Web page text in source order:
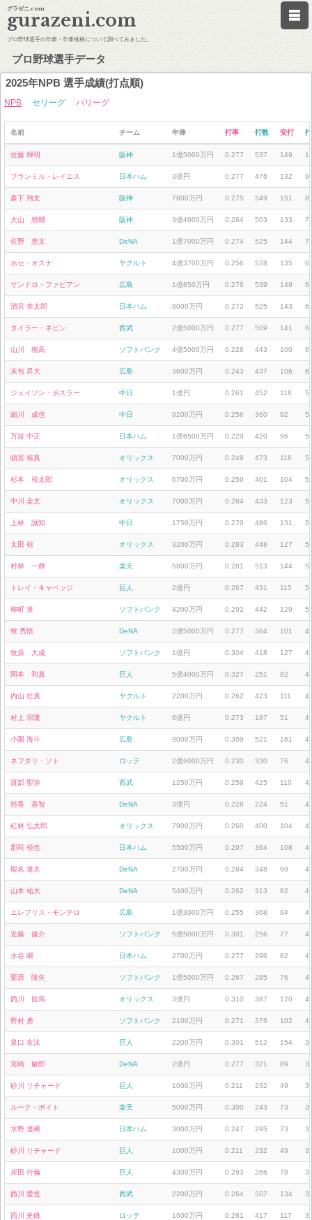
グラゼニ.com
gurazeni.com
プロ野球選手の年俸・年俸推移について調べてみました。
プロ野球選手データ
2025年NPB 選手成績(打点順)
NPB セリーグ パリーグ
名前 チーム 年俸 打率 打数 安打
佐藤 輝明 阪神 1億5000万円 0.277 537 149
フランミル・レイエス 日本ハム 3億円 0.277 476 132
森下 翔太 阪神 7800万円 0.275 549 151
大山 悠輔 阪神 3億4000万円 0.264 503 133
佐野 恵太 DeNA 1億7000万円 0.274 525 144
ホセ・オスナ ヤクルト 4億3700万円 0.256 528 135
サンドロ・ファビアン 広島 1億850万円 0.276 539 149
清宮 幸太郎 日本ハム 8000万円 0.272 525 143
タイラー・ネビン 西武 2億5000万円 0.277 509 141
山川 穂高 ソフトバンク 4億5000万円 0.226 443 100
末包 昇大 広島 3600万円 0.243 437 106
ジェイソン・ボスラー 中日 1億円 0.261 452 118
細川 成也 中日 9200万円 0.256 360 92
万波 中正 日本ハム 1億6500万円 0.229 420 96
頓宮 裕真 オリックス 7000万円 0.249 473 118
杉本 裕太郎 オリックス 6700万円 0.259 401 104
中川 圭太 オリックス 7000万円 0.284 433 123
上林 誠知 中日 1750万円 0.270 486 131
太田 椋 オリックス 3200万円 0.283 448 127
村林 一輝 楽天 5800万円 0.281 513 144
トレイ・キャベッジ 巨人 2億円 0.267 431 115
柳町 達 ソフトバンク 4200万円 0.292 442 129
牧 秀悟 DeNA 2億5000万円 0.277 364 101
牧原 大成 ソフトバンク 1億円 0.304 418 127
岡本 和真 巨人 5億4000万円 0.327 251 82
内山 壮真 ヤクルト 2200万円 0.262 423 111
村上 宗隆 ヤクルト 6億円 0.273 187 51
小園 海斗 広島 9000万円 0.309 521 161
ネフタリ・ソト ロッテ 2億6000万円 0.230 330 76
渡部 聖弥 西武 1250万円 0.259 425 110
筒香 嘉智 DeNA 3億円 0.228 224 51
紅林 弘太郎 オリックス 7900万円 0.260 400 104
郡司 裕也 日本ハム 5500万円 0.297 364 108
蝦名 達夫 DeNA 2700万円 0.284 348 99
山本 祐大 DeNA 5400万円 0.262 313 82
エレフリス・モンテロ 広島 1億3000万円 0.255 368 94
近藤 健介 ソフトバンク 5億5000万円 0.301 256 77
水谷 瞬 日本ハム 2700万円 0.277 296 82
栗原 陵矢 ソフトバンク 1億5000万円 0.267 285 76
西川 龍馬 オリックス 3億円 0.310 387 120
野村 勇 ソフトバンク 2100万円 0.271 376 102
泉口 友汰 巨人 2200万円 0.301 512 154
宮崎 敏郎 DeNA 2億円 0.277 321 89
砂川 リチャード 巨人 1000万円 0.211 232 49
ルーク・ボイト 楽天 5000万円 0.300 243 73
水野 達稀 日本ハム 3000万円 0.247 295 73
砂川 リチャード 巨人 1000万円 0.211 232 49
岸田 行倫 巨人 4300万円 0.293 266 78
西川 愛也 西武 2200万円 0.264 507 134
西川 史礁 ロッテ 1600万円 0.281 417 117